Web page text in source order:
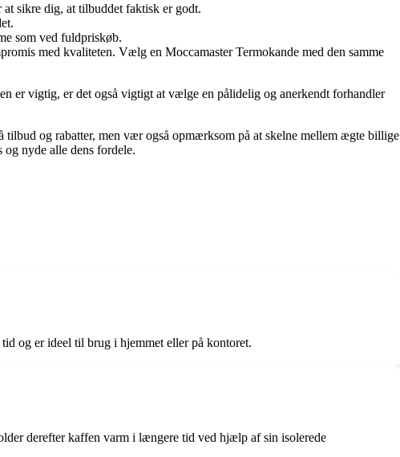
sikre dig, at tilbuddet faktisk er godt.
som ved fuldpriskøb.
med kvaliteten. Vælg en Moccamaster Termokande med den samme
er vigtig, er det også vigtigt at vælge en pålidelig og anerkendt forhandler
og rabatter, men vær også opmærksom på at skelne mellem ægte billige
nyde alle dens fordele.
og er ideel til brug i hjemmet eller på kontoret.
derefter kaffen varm i længere tid ved hjælp af sin isolerede